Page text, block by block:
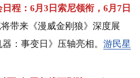
程：6月3日索尼领衔，6月7日
带来《漫威金刚狼》深度展
：事变日》压轴亮相。 游民星